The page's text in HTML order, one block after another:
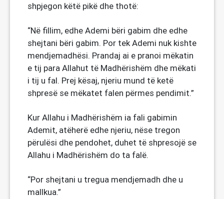
shpjegon këtë pikë dhe thotë:
“Në fillim, edhe Ademi bëri gabim dhe edhe
shejtani bëri gabim. Por tek Ademi nuk kishte
mendjemadhësi. Prandaj ai e pranoi mëkatin
e tij para Allahut të Madhërishëm dhe mëkati
i tij u fal. Prej kësaj, njeriu mund të ketë
shpresë se mëkatet falen përmes pendimit.”
Kur Allahu i Madhërishëm ia fali gabimin
Ademit, atëherë edhe njeriu, nëse tregon
përulësi dhe pendohet, duhet të shpresojë se
Allahu i Madhërishëm do ta falë.
“Por shejtani u tregua mendjemadh dhe u
mallkua.”